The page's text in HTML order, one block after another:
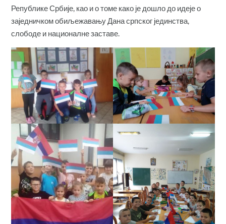
Републике Србије, као и о томе како је дошло до идеје о
заједничком обиљежавању Дана српског јединства,
слободе и националне заставе.